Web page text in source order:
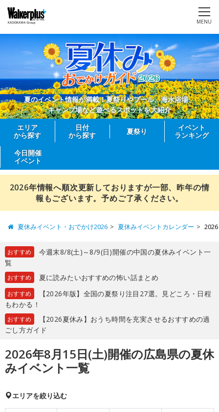
MENU
夏のイベント情報が満載！夏祭りやプール、海水浴場、
キャンプ場など遊べるスポットを大紹介
エリア
から探す
日付
から探す
夏祭り
イベント
ランキング
今日開催
イベント
2026年情報へ順次更新しておりますが一部、昨年の情
報もございます。予めご了承ください。
夏休みイベント・おでかけ2026 夏休みイベントカレンダー
おすすめ
今週末8/8(土)～8/9(日)開催の中国の夏休みイベント一
覧
おすすめ 夏に読みたいおすすめの怖い話まとめ
おすすめ
【2026年版】全国の夏祭り注目27選。見どころ・日程
もわかる！
おすすめ
【2026夏休み】おうち時間を充実させるおすすめの過
ごし方ガイド
2026年8月15日(土)開催の広島県の夏休
みイベント一覧
エリアを絞り込む